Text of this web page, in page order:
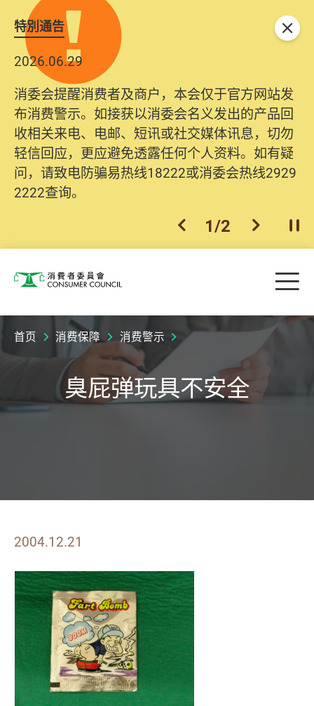
特別通告
2026.06.29
消委会提醒消费者及商户，本会仅于官方网站发
布消费警示。如接获以消委会名义发出的产品回
收相关来电、电邮、短讯或社交媒体讯息，切勿
轻信回应，更应避免透露任何个人资料。如有疑
问，请致电防骗易热线18222或消委会热线2929
2222查询。
上一个
1/2 下一个开
关闭
消费者委员会 目
首页 消费保障 消费警示
臭屁弹玩具不安全
2004.12.21